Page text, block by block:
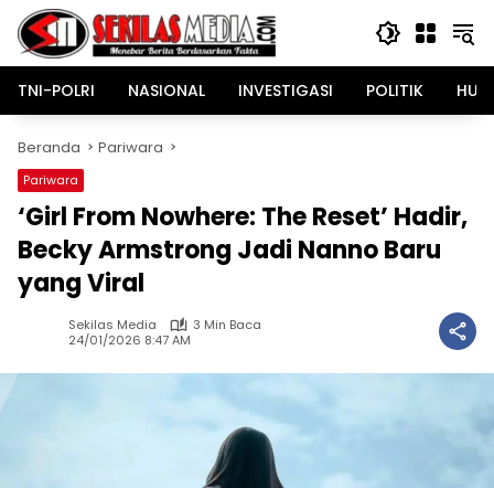
Langsung
konten
TNI-POLRI
NASIONAL INVESTIGASI POLITIK
Beranda Pariwara
Pariwara
‘Girl From Nowhere: The Reset’ Hadir,
Becky Armstrong Jadi Nanno Baru
yang Viral
Sekilas Media
3 Min Baca
24/01/2026 8:47 AM